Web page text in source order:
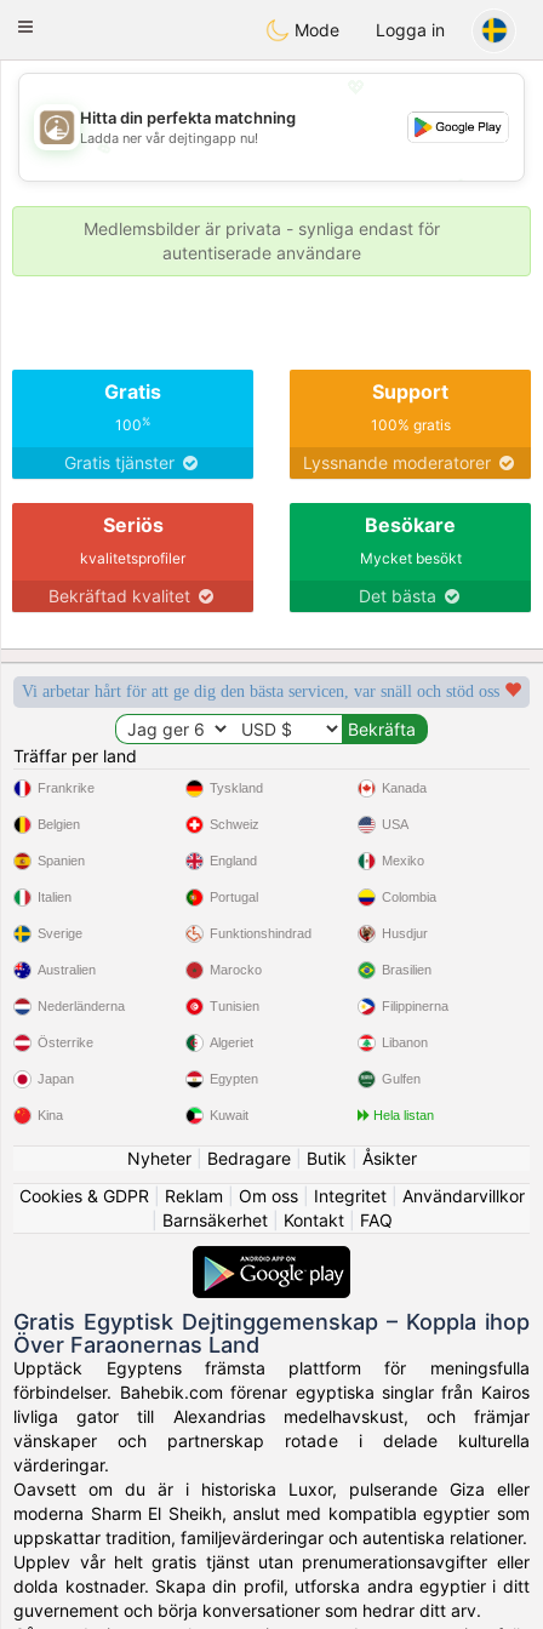
ahebik
Toggle
Mode Logga in
💖
💕
💕
Hitta din perfekta matchning
Ladda ner vår dejtingapp nu!
Medlemsbilder är privata - synliga endast för
autentiserade användare
Gratis
100%
Gratis tjänster
Support
100% gratis
Lyssnande moderatorer
Seriös
kvalitetsprofiler
Bekräftad kvalitet
Besökare
Mycket besökt
Det bästa
Vi arbetar hårt för att ge dig den bästa servicen, var snäll och stöd oss
Träffar per land
Frankrike
Belgien
Spanien
Italien
Sverige
Tyskland
Schweiz
England
Portugal
Funktionshindrad
Kanada
USA
Mexiko
Colombia
Husdjur
Australien
Nederländerna
Österrike
Japan
Kina
Marocko
Tunisien
Algeriet
Egypten
Kuwait
Brasilien
Filippinerna
Libanon
Gulfen
Hela listan
Nyheter| Bedragare| Butik
Åsikter
Cookies & GDPR
Reklam Om oss| Integritet| Användarvillkor
Barnsäkerhet| Kontakt| FAQ
Gratis Egyptisk Dejtinggemenskap – Koppla ihop
Över Faraonernas Land
Upptäck Egyptens främsta plattform för meningsfulla
förbindelser. Bahebik.com förenar egyptiska singlar från Kairos
livliga gator till Alexandrias medelhavskust, och främjar
vänskaper och partnerskap rotade i delade kulturella
värderingar.
Oavsett om du är i historiska Luxor, pulserande Giza eller
moderna Sharm El Sheikh, anslut med kompatibla egyptier som
uppskattar tradition, familjevärderingar och autentiska relationer.
Upplev vår helt gratis tjänst utan prenumerationsavgifter eller
dolda kostnader. Skapa din profil, utforska andra egyptier i ditt
guvernement och börja konversationer som hedrar ditt arv.